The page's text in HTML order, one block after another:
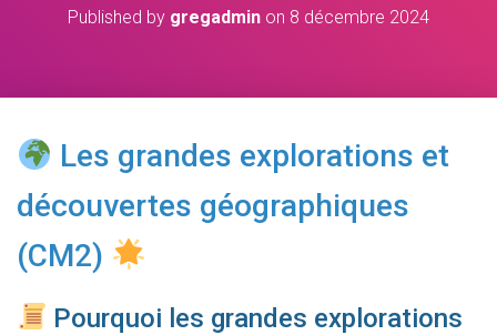
Published by gregadmin on 8 décembre 2024
Les grandes explorations et
découvertes géographiques
(CM2)
Pourquoi les grandes explorations